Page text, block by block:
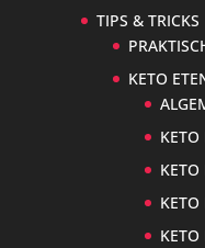
TIPS & TRICKS
KETO
KETO
KETO
KETO
KETO